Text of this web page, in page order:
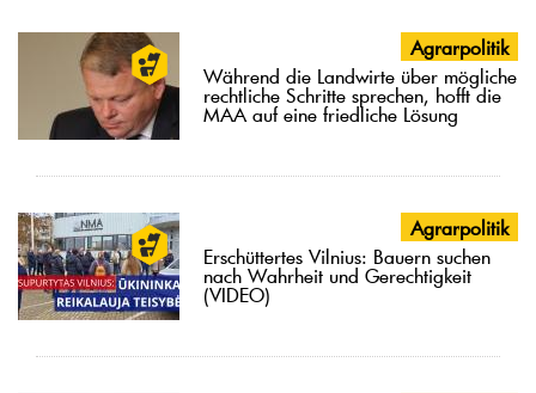
Agrarpolitik
Während die Landwirte über mögliche
rechtliche Schritte sprechen, hofft die
MAA auf eine friedliche Lösung
Agrarpolitik
Erschüttertes Vilnius: Bauern suchen
nach Wahrheit und Gerechtigkeit
(VIDEO)